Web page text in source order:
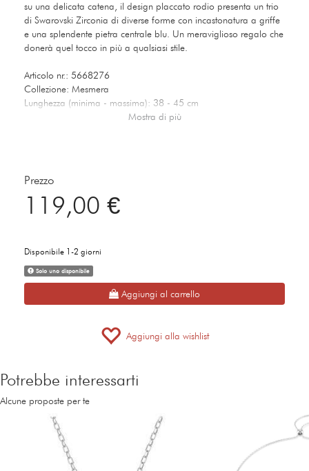
su una delicata catena, il design placcato rodio presenta un trio
di Swarovski Zirconia di diverse forme con incastonatura a griffe
e una splendente pietra centrale blu. Un meraviglioso regalo che
donerà quel tocco in più a qualsiasi stile.
Articolo nr.: 5668276
Collezione: Mesmera
Lunghezza (minima - massima): 38 - 45 cm
Dimensione decorazione: 0.8 x 2 cm
Mostra di più
Prezzo
119,00 €
Disponibile 1-2 giorni
Solo uno disponibile
Aggiungi al carrello
Aggiungi alla wishlist
Potrebbe interessarti
Alcune proposte per te